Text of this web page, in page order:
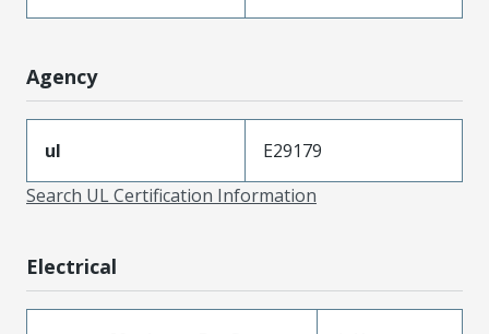
Agency
ul
E29179
Search UL Certification Information
Electrical